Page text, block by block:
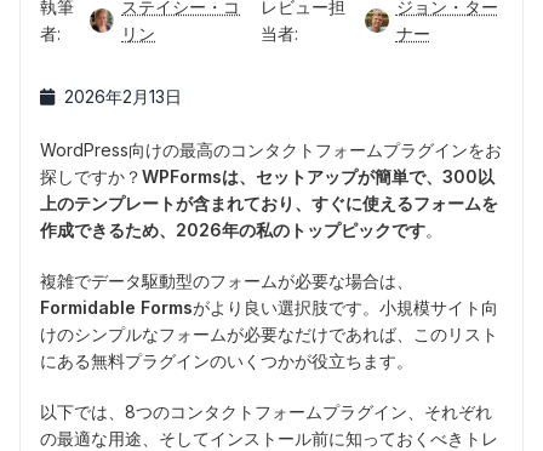
執筆
者:
ステイシー・コ
リン
レビュー担
当者:
ジョン・ター
ナー
2026年2月13日
WordPress向けの最高のコンタクトフォームプラグインをお
探しですか？WPFormsは、セットアップが簡単で、300以
上のテンプレートが含まれており、すぐに使えるフォームを
作成できるため、2026年の私のトップピックです。
複雑でデータ駆動型のフォームが必要な場合は、
Formidable Formsがより良い選択肢です。小規模サイト向
けのシンプルなフォームが必要なだけであれば、このリスト
にある無料プラグインのいくつかが役立ちます。
以下では、8つのコンタクトフォームプラグイン、それぞれ
の最適な用途、そしてインストール前に知っておくべきトレ